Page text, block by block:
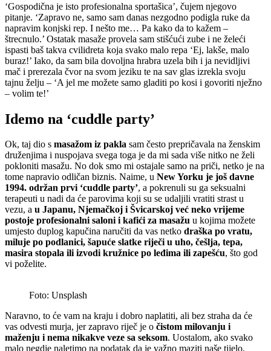
‘Gospodična je isto profesionalna sportašica’, čujem njegovo
pitanje. ‘Zapravo ne, samo sam danas nezgodno podigla ruke da
napravim konjski rep. I nešto me… Pa kako da to kažem –
štrecnulo.’ Ostatak masaže provela sam stišćući zube i ne želeći
ispasti baš takva cvilidreta koja svako malo repa ‘Ej, lakše, malo
buraz!’ Iako, da sam bila dovoljna hrabra uzela bih i ja nevidljivi
mač i prerezala čvor na svom jeziku te na sav glas izrekla svoju
tajnu želju – ‘A jel me možete samo gladiti po kosi i govoriti nježno
– volim te!’
Idemo na ‘cuddle party’
Ok, taj dio s masažom iz pakla sam često prepričavala na ženskim
druženjima i nuspojava svega toga je da mi sada više nitko ne želi
pokloniti masažu. No dok smo mi ostajale samo na priči, netko je na
tome napravio odličan biznis. Naime, u New Yorku je još davne
1994. održan prvi ‘cuddle party’, a pokrenuli su ga seksualni
terapeuti u nadi da će parovima koji su se udaljili vratiti strast u
vezu, a u Japanu, Njemačkoj i Švicarskoj već neko vrijeme
postoje profesionalni saloni i kafići za masažu u kojima možete
umjesto duplog kapučina naručiti da vas netko draška po vratu,
miluje po podlanici, šapuće slatke riječi u uho, češlja, tepa,
masira stopala ili izvodi kružnice po leđima ili zapešću, što god
vi poželite.
Foto: Unsplash
Naravno, to će vam na kraju i dobro naplatiti, ali bez straha da će
vas odvesti murja, jer zapravo riječ je o čistom milovanju i
maženju i nema nikakve veze sa seksom. Uostalom, ako svako
malo negdje naletimo na podatak da je važno maziti naše tijelo,